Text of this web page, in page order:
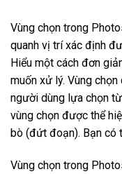
Vùng chọn trong
quanh vị trí xác định
Hiểu một cách đơn
muốn xử lý. Vùng chọn
người dùng lựa chọn
vùng chọn được thể
bò (đứt đoạn). Bạn có
Vùng chọn trong